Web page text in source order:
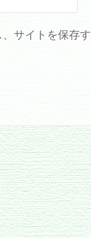
サイトを保存す